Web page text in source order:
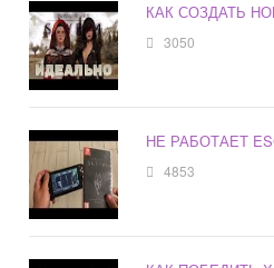
КАК СОЗДАТЬ
3050
НЕ РАБОТАЕТ
4853